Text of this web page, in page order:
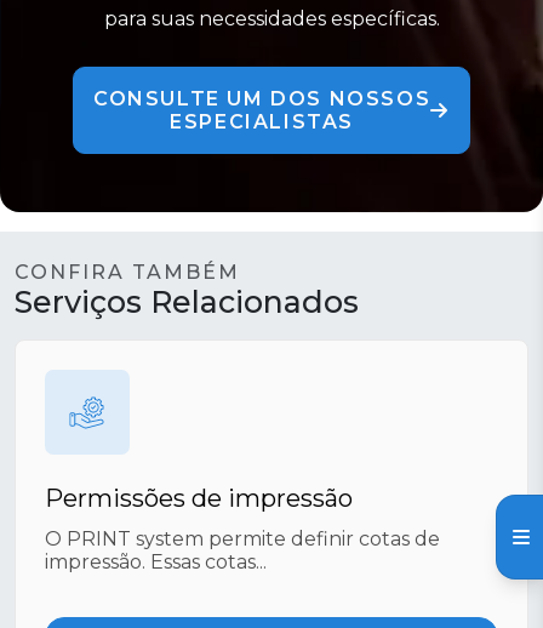
para suas necessidades específicas.
CONSULTE UM DOS NOSSOS
ESPECIALISTAS
CONFIRA TAMBÉM
Serviços Relacionados
Permissões de impressão
O PRINT system permite definir cotas de
impressão. Essas cotas...